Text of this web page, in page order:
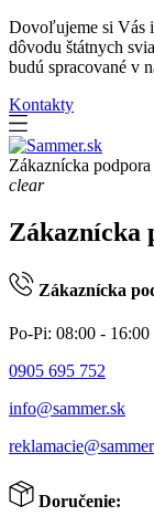
Dovoľujeme si Vás
dôvodu štátnych
budú spracované v
Kontakty
Zákaznícka podpora
clear
Zákaznícka
Zákaznícka
Po-Pi: 08:00 - 16:00
0905 695 752
info@sammer.sk
Doručenie: